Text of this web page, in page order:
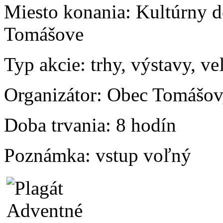
Miesto konania: Kultúrny
Tomášove
Typ akcie: trhy, výstavy,
Organizátor: Obec
Doba trvania: 8 hodín
Poznámka: vstup voľný